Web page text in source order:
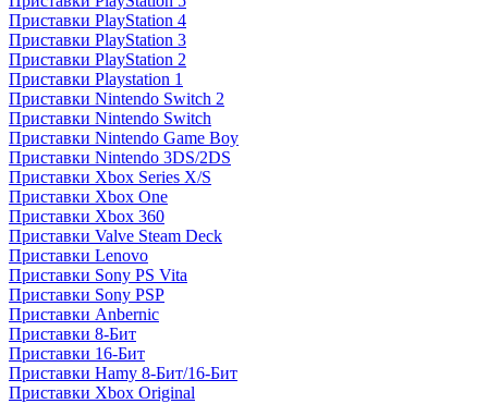
Приставки PlayStation 4
Приставки PlayStation 3
Приставки PlayStation 2
Приставки Playstation 1
Приставки Nintendo Switch 2
Приставки Nintendo Switch
Приставки Nintendo Game Boy
Приставки Nintendo 3DS/2DS
Приставки Xbox Series X/S
Приставки Xbox One
Приставки Xbox 360
Приставки Valve Steam Deck
Приставки Lenovo
Приставки Sony PS Vita
Приставки Sony PSP
Приставки Anbernic
Приставки 8-Бит
Приставки 16-Бит
Приставки Hamy 8-Бит/16-Бит
Приставки Xbox Original